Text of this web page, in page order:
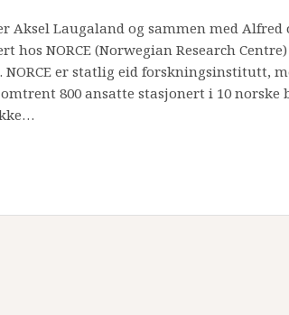
Aksel Laugaland og sammen med Alfred
hos NORCE (Norwegian Research
er statlig eid forskningsinstitutt,
800 ansatte stasjonert i 10 norske